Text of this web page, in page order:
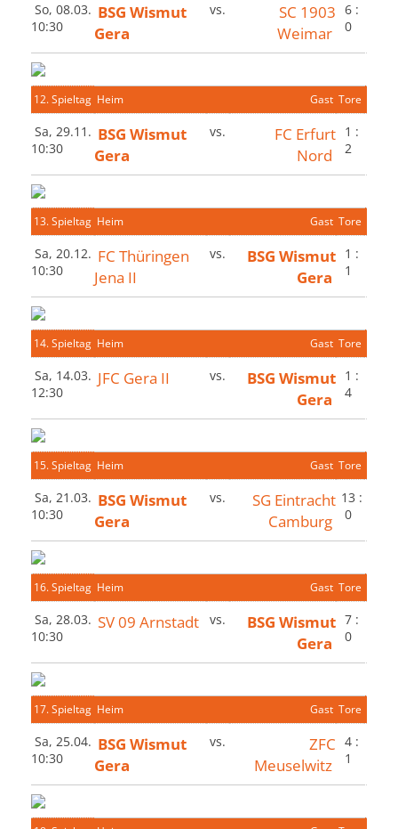
So, 08.03.
10:30
BSG Wismut
Gera
vs.
SC 1903
Weimar
6 :
0
12. Spieltag Heim Gast Tore
Sa, 29.11.
10:30
BSG Wismut
Gera
vs.
FC Erfurt
Nord
1 :
2
13. Spieltag Heim Gast Tore
Sa, 20.12.
10:30
FC Thüringen
Jena II
vs.
BSG Wismut
Gera
1 :
1
14. Spieltag Heim Gast Tore
Sa, 14.03.
12:30
JFC Gera II vs.
BSG Wismut
Gera
1 :
4
15. Spieltag Heim Gast Tore
Sa, 21.03.
10:30
BSG Wismut
Gera
vs.
SG Eintracht
Camburg
13 :
0
16. Spieltag Heim Gast Tore
Sa, 28.03.
10:30
SV 09 Arnstadt vs.
BSG Wismut
Gera
7 :
0
17. Spieltag Heim Gast Tore
Sa, 25.04.
10:30
BSG Wismut
Gera
vs.
ZFC
Meuselwitz
4 :
1